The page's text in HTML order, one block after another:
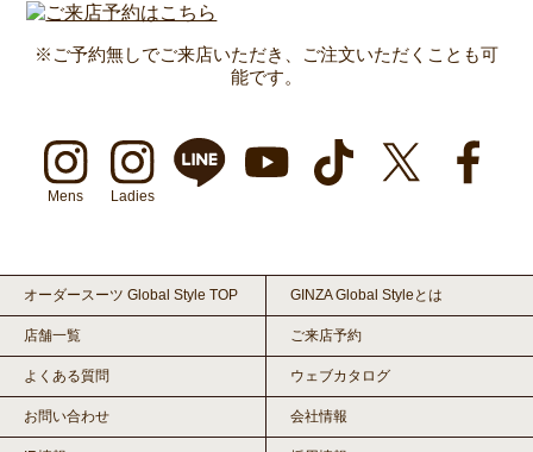
※ご予約無しでご来店いただき、ご注文いただくことも可
能です。
Mens Ladies
オーダースーツ Global Style TOP GINZA Global Styleとは
店舗一覧 ご来店予約
よくある質問 ウェブカタログ
お問い合わせ 会社情報